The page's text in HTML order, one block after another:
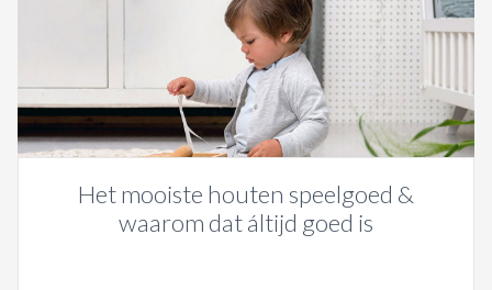
Het mooiste houten speelgoed &
waarom dat áltijd goed is